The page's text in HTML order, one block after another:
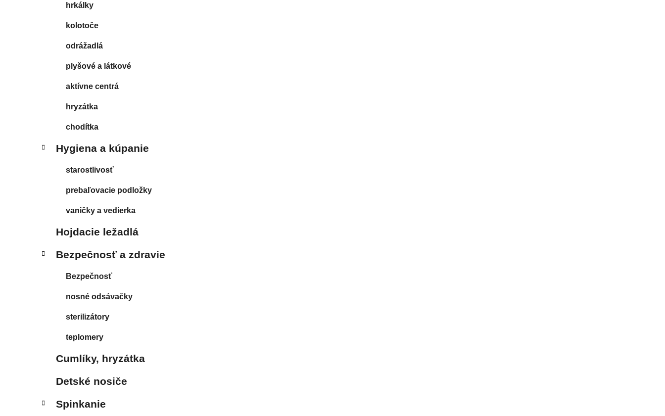
hrkálky
kolotoče
odrážadlá
plyšové a látkové
aktívne centrá
hryzátka
chodítka
Hygiena a kúpanie
starostlivosť
prebaľovacie podložky
vaničky a vedierka
Hojdacie ležadlá
Bezpečnosť a zdravie
Bezpečnosť
nosné odsávačky
sterilizátory
teplomery
Cumlíky, hryzátka
Detské nosiče
Spinkanie